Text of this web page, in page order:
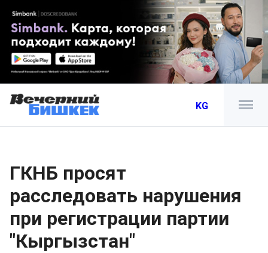
KG
ГКНБ просят
расследовать нарушения
при регистрации партии
"Кыргызстан"